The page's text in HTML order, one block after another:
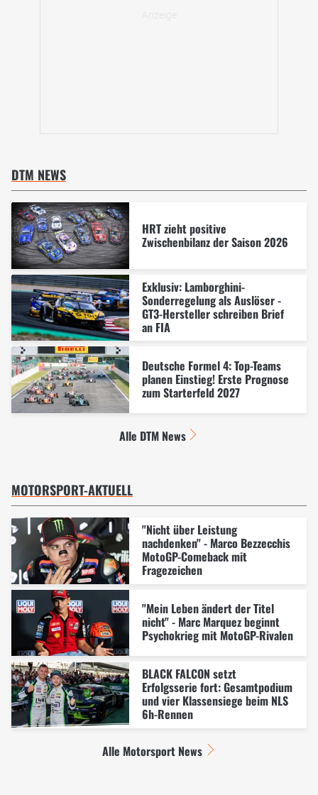
DTM NEWS
HRT zieht positive
Zwischenbilanz der Saison 2026
Exklusiv: Lamborghini-
Sonderregelung als Auslöser -
GT3-Hersteller schreiben Brief
an FIA
Deutsche Formel 4: Top-Teams
planen Einstieg! Erste Prognose
zum Starterfeld 2027
Alle DTM News
MOTORSPORT-AKTUELL
"Nicht über Leistung
nachdenken" - Marco Bezzecchis
MotoGP-Comeback mit
Fragezeichen
"Mein Leben ändert der Titel
nicht" - Marc Marquez beginnt
Psychokrieg mit MotoGP-Rivalen
BLACK FALCON setzt
Erfolgsserie fort: Gesamtpodium
und vier Klassensiege beim NLS
6h-Rennen
Alle Motorsport News